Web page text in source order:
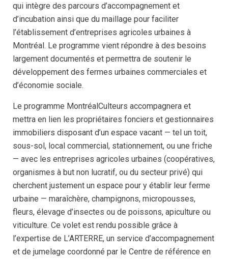
qui intègre des parcours d’accompagnement et
d’incubation ainsi que du maillage pour faciliter
l’établissement d’entreprises agricoles urbaines à
Montréal. Le programme vient répondre à des besoins
largement documentés et permettra de soutenir le
développement des fermes urbaines commerciales et
d’économie sociale.
Le programme MontréalCulteurs accompagnera et
mettra en lien les propriétaires fonciers et gestionnaires
immobiliers disposant d’un espace vacant — tel un toit,
sous-sol, local commercial, stationnement, ou une friche
— avec les entreprises agricoles urbaines (coopératives,
organismes à but non lucratif, ou du secteur privé) qui
cherchent justement un espace pour y établir leur ferme
urbaine — maraîchère, champignons, micropousses,
fleurs, élevage d’insectes ou de poissons, apiculture ou
viticulture. Ce volet est rendu possible grâce à
l’expertise de L’ARTERRE, un service d’accompagnement
et de jumelage coordonné par le Centre de référence en